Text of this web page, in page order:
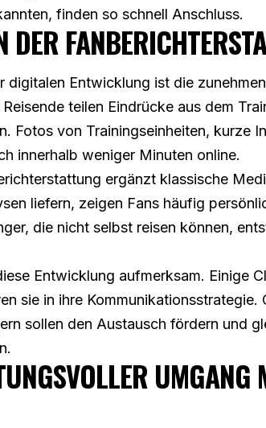
finden so schnell Anschluss.
DER
digitalen Entwicklung ist die
teilen Eindrücke aus dem
Fotos von Trainingseinheiten, kurze
innerhalb weniger Minuten online.
ergänzt klassische
liefern, zeigen Fans häufig
die nicht selbst reisen können,
Entwicklung aufmerksam. Einige
sie in ihre
sollen den Austausch fördern und
UMGANG